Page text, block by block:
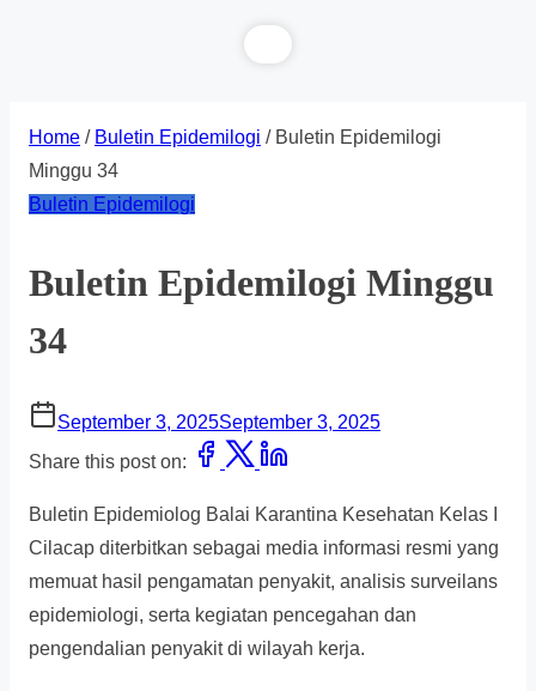
Home / Buletin Epidemilogi / Buletin Epidemilogi
Minggu 34
Buletin Epidemilogi
Buletin Epidemilogi Minggu
34
September 3, 2025September 3, 2025
Share this post on:
Buletin Epidemiolog Balai Karantina Kesehatan Kelas I
Cilacap diterbitkan sebagai media informasi resmi yang
memuat hasil pengamatan penyakit, analisis surveilans
epidemiologi, serta kegiatan pencegahan dan
pengendalian penyakit di wilayah kerja.